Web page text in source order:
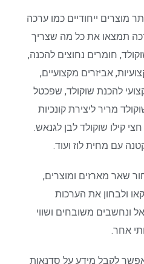
מוצרים ייחודיים כמו ערכה
תמצאו את כל מה שצריך
חומרים נחוצים להכנה,
אביזרים מקצועיים,
להכנת שוקולד, שפכטל
מריר ליצירת קונכיות
קילו שוקולד לבן לגנאש.
עם מחית לוז ועוד.
שאר מארזים ומוצרים,
ולבחון את הערכות
ונחשבים משובחים ושווי
אחר.
לקבל מידע על סדנאות